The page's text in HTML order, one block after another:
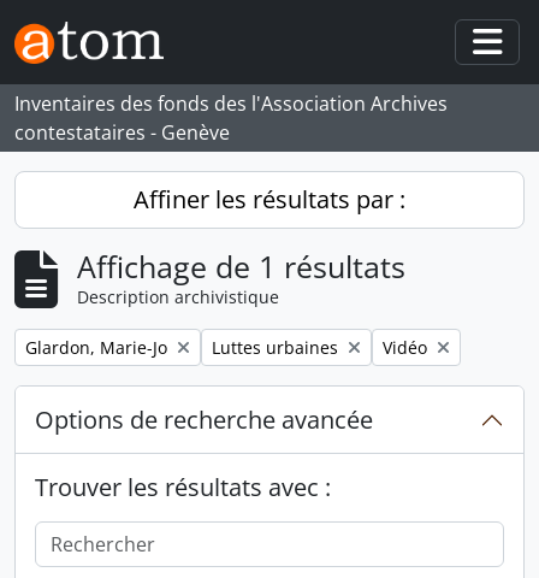
Skip to main content
Inventaires des fonds des l'Association Archives
contestataires - Genève
Affiner les résultats par :
Affichage de 1 résultats
Description archivistique
Remove filter:
Glardon, Marie-Jo Remove filter:
Luttes urbaines Remove filter:
Vidéo
Options de recherche avancée
Trouver les résultats avec :